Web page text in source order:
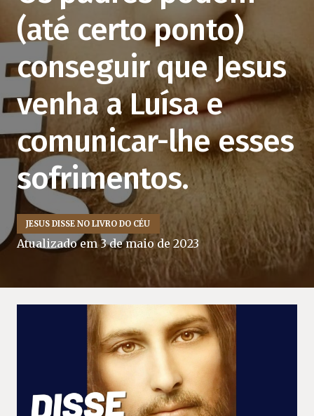
(até certo ponto)
conseguir que Jesus
venha a Luísa e
comunicar-lhe esses
sofrimentos.
JESUS DISSE NO LIVRO DO CÉU
Atualizado em3 de maio de 2023